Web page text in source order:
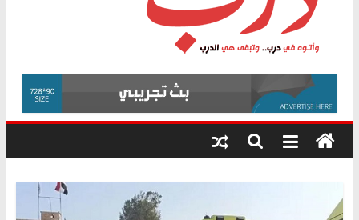
أين؟
حزب التحالف الشعبي يطلق لجنة “الحق
في الصحة” بالإسكندرية لرصد الانتهاكات
ودعم المرضى
الوزاري لمدينة الصحفيين.. وانتهاء أعمال
إنشاء المبنى الإداري
المجلس القومي لحقوق الإنسان يعلن
متابعة قضية الدكتور محمد زهران.. ويؤكد:
قرينة البراءة وضمانات المحاكمة العادلة
درب
وأتوه
درب..
وتبقى
هي